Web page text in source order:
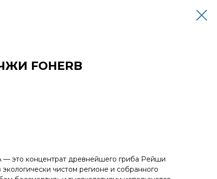
FOHERB
это концентрат древнейшего гриба Рейши
чистом регионе и собранного